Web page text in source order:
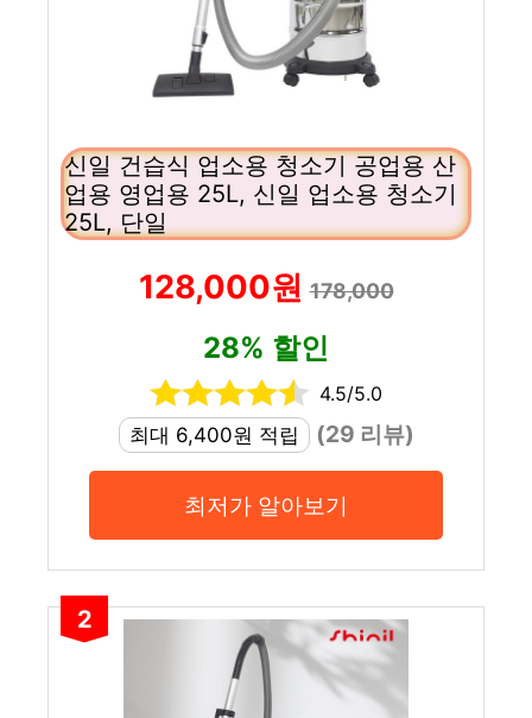
신일 건습식 업소용 청소기 공업용 산
업용 영업용 25L, 신일 업소용 청소기
25L, 단일
128,000원178,000
28% 할인
4.5/5.0
최대 6,400원 적립
(29 리뷰)
최저가 알아보기
2